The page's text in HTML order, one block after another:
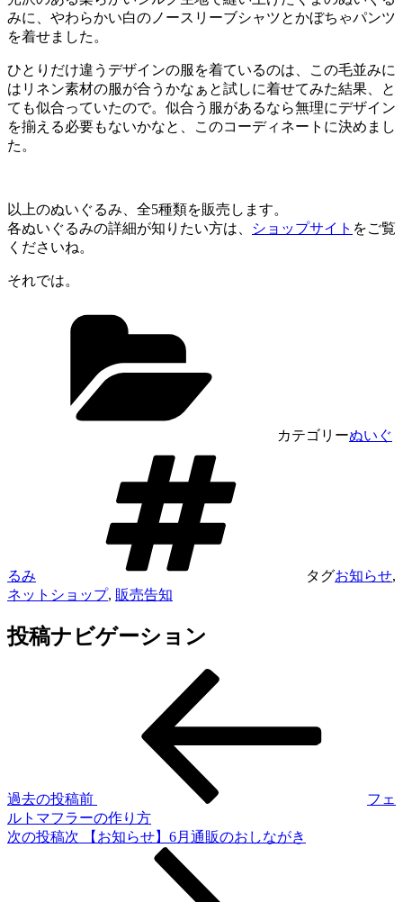
みに、やわらかい白のノースリーブシャツとかぼちゃパンツ
を着せました。
ひとりだけ違うデザインの服を着ているのは、この毛並みに
はリネン素材の服が合うかなぁと試しに着せてみた結果、と
ても似合っていたので。似合う服があるなら無理にデザイン
を揃える必要もないかなと、このコーディネートに決めまし
た。
以上のぬいぐるみ、全5種類を販売します。
各ぬいぐるみの詳細が知りたい方は、
ショップサイト をご覧
くださいね。
それでは。
カテゴリーぬいぐ
るみ タグお知らせ,
ネットショップ, 販売告知
投稿ナビゲーション
過去の投稿前
フェ
ルトマフラーの作り方
次の投稿次 【お知らせ】6月通販のおしながき